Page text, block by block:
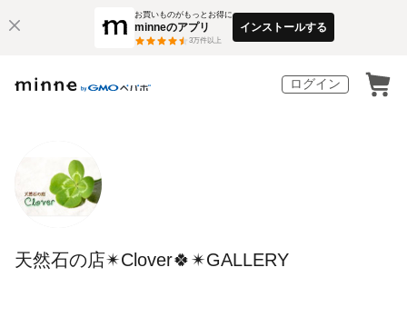
お買いものがもっとお得に
minneのアプリ
3万件以上
インストールする
ログイン
天然石の店✴︎Clover🍀✴︎GALLERY